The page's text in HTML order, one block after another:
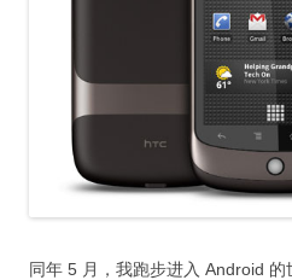
同年 5 月，我跑步进入 Android 的